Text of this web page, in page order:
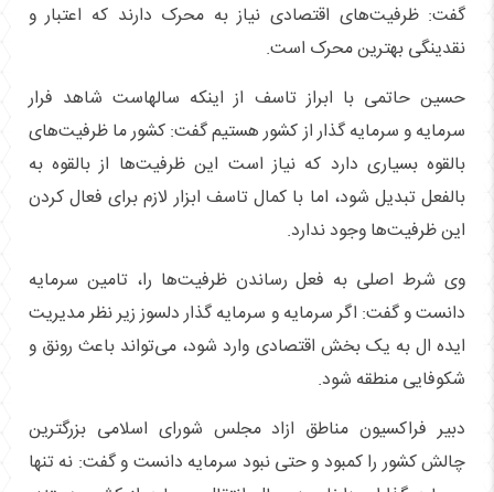
گفت: ظرفیت‌های اقتصادی نیاز به محرک دارند که اعتبار و
نقدینگی بهترین محرک است.
حسین حاتمی با ابراز تاسف از اینکه سالهاست شاهد فرار
سرمایه و سرمایه گذار از کشور هستیم گفت: کشور ما ظرفیت‌های
بالقوه بسیاری دارد که نیاز است این ظرفیت‌ها از بالقوه به
بالفعل تبدیل شود، اما با کمال تاسف ابزار لازم برای فعال کردن
این ظرفیت‌ها وجود ندارد.
وی شرط اصلی به فعل رساندن ظرفیت‌ها را، تامین سرمایه
دانست و گفت: اگر سرمایه و سرمایه گذار دلسوز زیر نظر مدیریت
ایده ال به یک بخش اقتصادی وارد شود، می‌تواند باعث رونق و
شکوفایی منطقه شود.
دبیر فراکسیون مناطق ازاد مجلس شورای اسلامی بزرگترین
چالش کشور را کمبود و حتی نبود سرمایه دانست و گفت: نه تنها